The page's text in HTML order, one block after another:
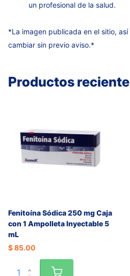
un profesional de la salud.
*La imagen publicada en el sitio,
cambiar sin previo aviso.*
Productos
Fenitoína Sódica 250 mg Caja
con 1 Ampolleta Inyectable 5
mL
$ 85.00